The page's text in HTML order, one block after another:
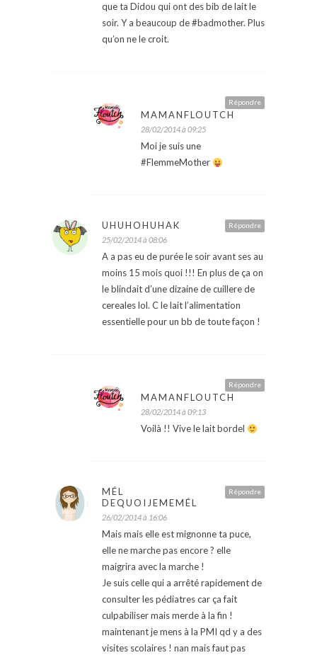
que ta Didou qui ont des bib de lait le
soir. Y a beaucoup de #badmother. Plus
qu’on ne le croit.
Répondre
MAMANFLOUTCH
28/02/2014 à 09:25
Moi je suis une
#FlemmeMother
Répondre
UHUHOHUHAK
25/02/2014 à 08:06
A a pas eu de purée le soir avant ses au
moins 15 mois quoi !!! En plus de ça on
le blindait d’une dizaine de cuillere de
cereales lol. C le lait l’alimentation
essentielle pour un bb de toute façon !
Répondre
MAMANFLOUTCH
28/02/2014 à 09:13
Voilà !! Vive le lait bordel
Répondre
MÉL
DEQUOIJEMEMÉL
26/02/2014 à 16:06
Mais mais elle est mignonne ta puce,
elle ne marche pas encore ? elle
maigrira avec la marche !
Je suis celle qui a arrêté rapidement de
consulter les pédiatres car ça fait
culpabiliser mais merde à la fin !
maintenant je mens à la PMI qd y a des
visites scolaires ! nan mais faut pas